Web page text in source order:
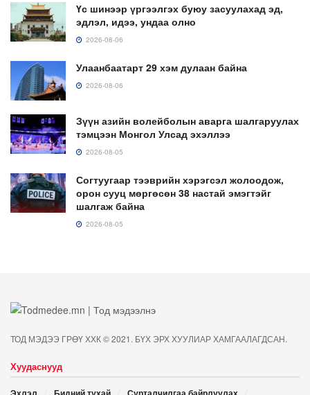
Үс шинээр үргээлгэх буюу засуулахад эд,
эдлэл, идээ, ундаа олно
2026-08-06
Улаанбаатарт 29 хэм дулаан байна
2026-08-06
Зүүн азийн волейболын аварга шалгаруулах
тэмцээн Монгол Улсад эхэллээ
2026-08-05
Согтуугаар тээврийн хэрэгсэл жолоодож,
орон сууц мөргөсөн 38 настай эмэгтэйг
шалгаж байна
2026-08-05
ТОД МЭДЭЭ ГРӨҮ ХХК © 2021. БҮХ ЭРХ ХУУЛИАР ХАМГААЛАГДСАН.
Хуудаснууд